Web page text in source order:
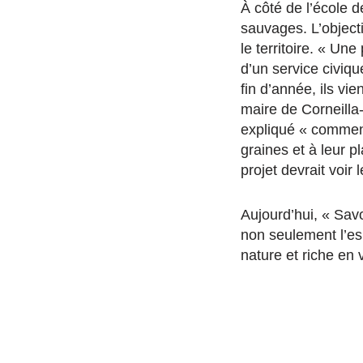
À côté de l’école
sauvages.
le territoire. «
d’un service
fin d’année, ils
maire de
expliqué «
graines et à leur
projet devrait voir
Aujourd’hui, «
non seulement
nature et riche en